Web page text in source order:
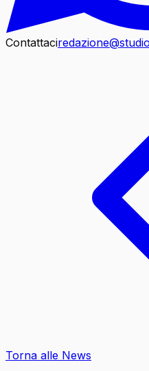
Contattaci
Torna alle News